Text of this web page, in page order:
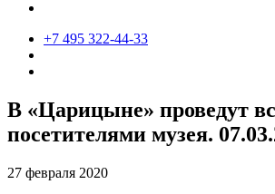
+7 495 322-44-33
В «Царицыне» проведут
посетителями музея.
27 февраля 2020